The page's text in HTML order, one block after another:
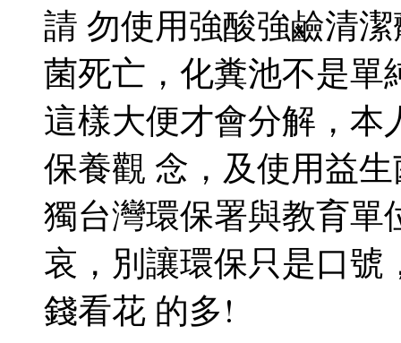
請 勿使用強酸強鹼清
菌死亡，化糞池不是單
這樣大便才會分解，
保養觀 念，及使用益
獨台灣環保署與教育單
哀，別讓環保只是口
錢看花 的多!